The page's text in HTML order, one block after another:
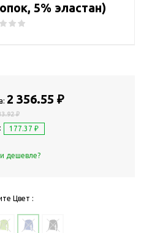
5% эластан)
2 356.55 ₽
₽
177.37 ₽
дешевле?
Цвет :